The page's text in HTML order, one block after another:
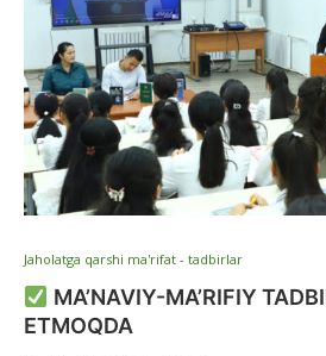
Jaholatga qarshi ma'rifat - tadbirlar
MA’NAVIY-MA’RIFIY
ETMOQDA